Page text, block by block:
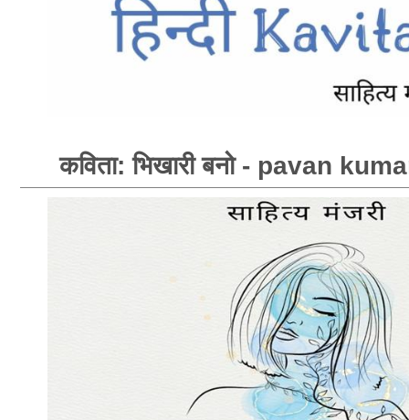
कविता: भिखारी बनो - pavan